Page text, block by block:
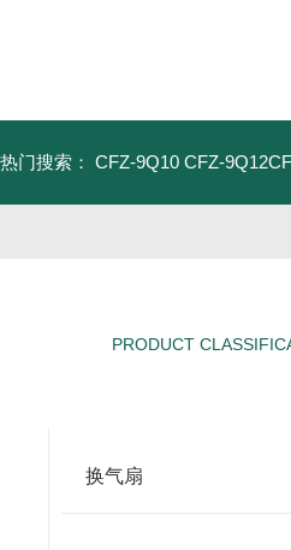
热门搜索： CFZ-9Q10 CFZ-
PRODUCT
换气扇